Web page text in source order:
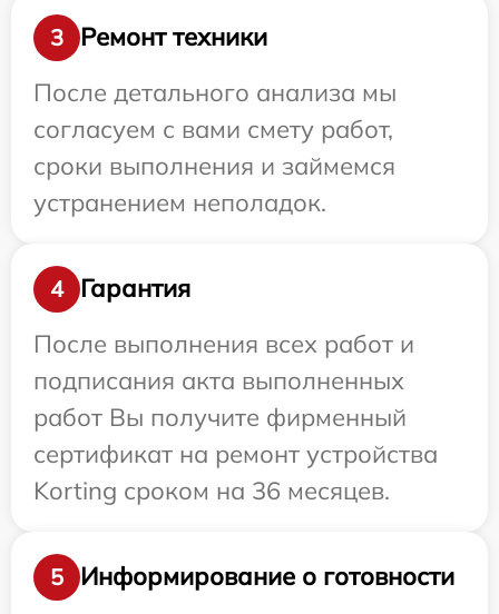
3
Ремонт техники
После детального анализа мы
согласуем с вами смету работ,
сроки выполнения и займемся
устранением неполадок.
4
Гарантия
После выполнения всех работ и
подписания акта выполненных
работ Вы получите фирменный
сертификат на ремонт устройства
Korting сроком на 36 месяцев.
5
Информирование о готовности